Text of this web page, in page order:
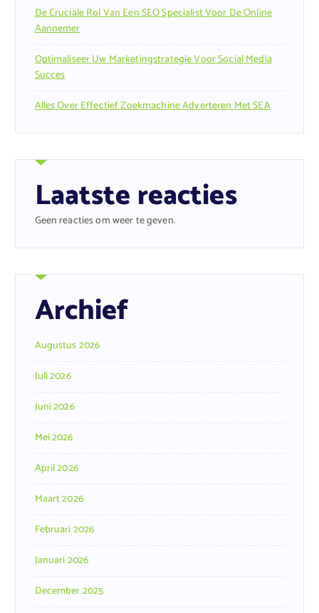
De Cruciale Rol Van Een SEO Specialist Voor De Online
Aannemer
Optimaliseer Uw Marketingstrategie Voor Social Media
Succes
Alles Over Effectief Zoekmachine Adverteren Met SEA
Laatste reacties
Geen reacties om weer te geven.
Archief
Augustus 2026
Juli 2026
Juni 2026
Mei 2026
April 2026
Maart 2026
Februari 2026
Januari 2026
December 2025